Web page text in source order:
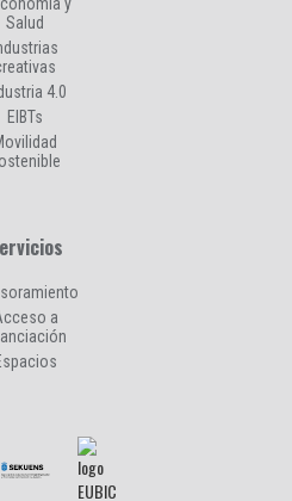
Salud
4.0
EIBTs
a